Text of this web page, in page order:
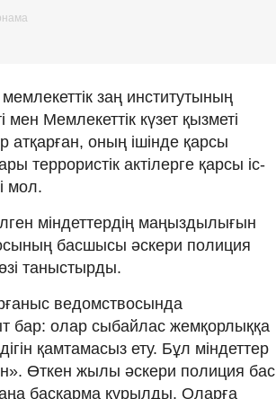
заң институтының
мен Мемлекеттік күзет қызметі
атқарған, оның ішінде қарсы
террористік актілерге қарсы іс-
мол.
міндеттердің маңыздылығын
басшысы әскери полиция
таныстырды.
ведомствосында
бар: олар сыбайлас жемқорлыққа
қамтамасыз ету. Бұл міндеттер
Өткен жылы әскери полиция бас
басқарма құрылды. Оларға